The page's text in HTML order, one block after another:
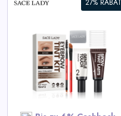
27%
Langanhaltendes
wasserdichtes Gesichtspuder
View All Sace Lady Deals